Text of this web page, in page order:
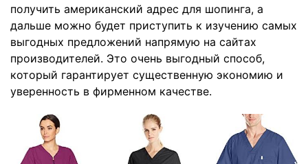
получить американский адрес для шопинга, а
дальше можно будет приступить к изучению самых
выгодных предложений напрямую на сайтах
производителей. Это очень выгодный способ,
который гарантирует существенную экономию и
уверенность в фирменном качестве.